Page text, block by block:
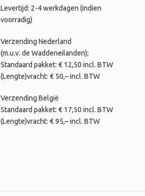
Levertijd: 2-4 werkdagen (indien
voorradig)
Verzending Nederland
(m.u.v. de Waddeneilanden);
Standaard pakket: € 12,50 incl. BTW
(Lengte)vracht: € 50,– incl. BTW
Verzending België
Standaard pakket: € 17,50 incl. BTW
(Lengte)vracht: € 95,– incl. BTW